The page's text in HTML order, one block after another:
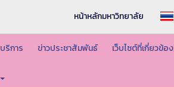
หน้าหลักมหาวิทยาลัย
บริการ ข่าวประชาสัมพันธ์ เว็บไซต์ที่เกี่ยวข้อง